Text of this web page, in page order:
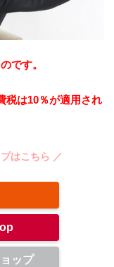
です。
税は10％が適用され
はこちら ／
ップ